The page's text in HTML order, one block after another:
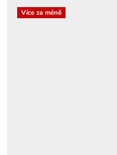
Více za méně